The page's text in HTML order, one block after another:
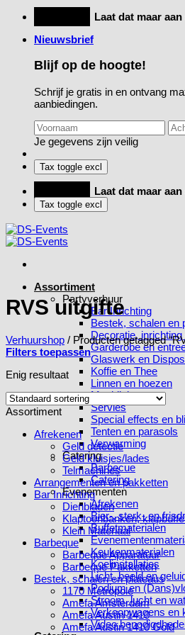
inhoud
Laat dat maar
Nieuwsbrief
Blijf op de hoogte!
Schrijf je gratis in en ontvang
aanbiedingen.
Je gegevens zijn veilig
Laat dat maar
Assortiment
Partyverhuur
Bar Inrichting
Bestek, schalen en
Decoratie,
Garderobe en
Glaswerk en
Koffie en Thee
Linnen en hoezen
Meubilair
Servies
Special effects en
Tenten en parasols
Verwarming
Catering
Barbecue
Catering
Evenementen
Afrekenen
Bier-, sterk- en
Buffetmaterialen
Keukenmaterialen
Koelinstallaties
Licht, beeld en
Podium en
Stroom, lucht en
Verkoopwagens en
Video
RVS uitgifte
Verhuurshop / Producten getagged
Filters toepassen
Enig resultaat
Assortiment
Afrekenen
Geld detectie
Geld kluisjes/lades
Telmachines
Arrangementen en pakketten
Bar Inrichting
Dienbladen
Klaptoonbanken,
Klein Materiaal
Barbeque
Barbeque Apparatuur
Barbeque Pakketten
Bestek, schalen en plateaus
1170 Metropole
Amefa Amsterdam
Amefa Austin 1410
Amefa Austin 1410 Gold